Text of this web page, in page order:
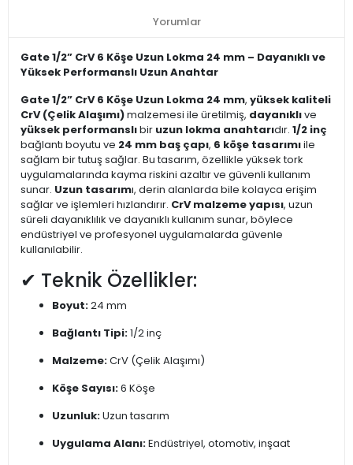
Yorumlar
Gate 1/2” CrV 6 Köşe Uzun Lokma 24 mm – Dayanıklı ve
Yüksek Performanslı Uzun Anahtar
Gate 1/2” CrV 6 Köşe Uzun Lokma 24 mm, yüksek kaliteli
CrV (Çelik Alaşımı)malzemesi ile üretilmiş, dayanıklıve
yüksek performanslıbir uzun lokma anahtarıdır. 1/2 inç
bağlantı boyutu ve 24 mm baş çapı, 6 köşe tasarımıile
sağlam bir tutuş sağlar. Bu tasarım, özellikle yüksek tork
uygulamalarında kayma riskini azaltır ve güvenli kullanım
sunar. Uzun tasarımı, derin alanlarda bile kolayca erişim
sağlar ve işlemleri hızlandırır. CrV malzeme yapısı, uzun
süreli dayanıklılık ve dayanıklı kullanım sunar, böylece
endüstriyel ve profesyonel uygulamalarda güvenle
kullanılabilir.
✔ Teknik Özellikler:
Boyut:24 mm
Bağlantı Tipi:1/2 inç
Malzeme:CrV (Çelik Alaşımı)
Köşe Sayısı:6 Köşe
Uzunluk:Uzun tasarım
Uygulama Alanı:Endüstriyel, otomotiv, inşaat